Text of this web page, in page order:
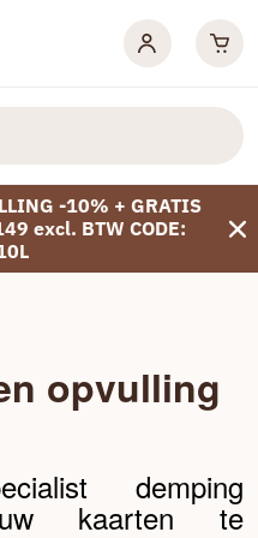
-10% + GRATIS
excl. BTW CODE:
opvulling
demping
kaarten te